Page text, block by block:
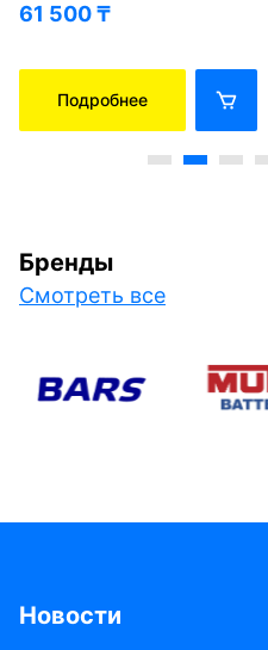
61 500₸
Подробнее
Бренды
Смотреть все
Новости